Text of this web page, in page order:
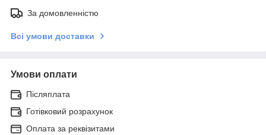
За домовленністю
Всі умови доставки
Умови оплати
Післяплата
Готівковий розрахунок
Оплата за реквізитами